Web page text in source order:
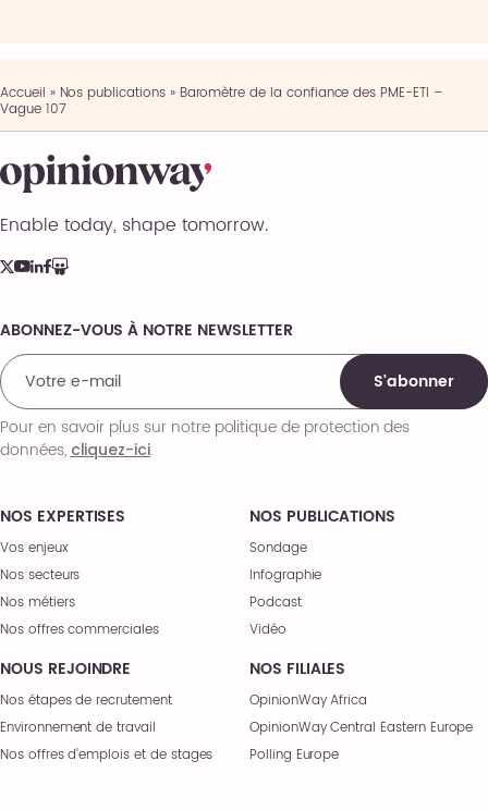
Accueil » Nos publications» Baromètre de la confiance des PME-ETI –
Vague 107
Enable today, shape tomorrow.
NOS EXPERTISES
Vos enjeux
Nos secteurs
Nos métiers
Nos offres commerciales
NOS PUBLICATIONS
Sondage
Infographie
Podcast
Vidéo
NOUS REJOINDRE
Nos étapes de recrutement
Environnement de travail
Nos offres d’emplois et de stages
NOS FILIALES
OpinionWay Africa
OpinionWay Central Eastern Europe
Polling Europe
Comments
ABONNEZ-VOUS À NOTRE NEWSLETTER
S'abonner
Pour en savoir plus sur notre politique de protection des
données,cliquez-ici.